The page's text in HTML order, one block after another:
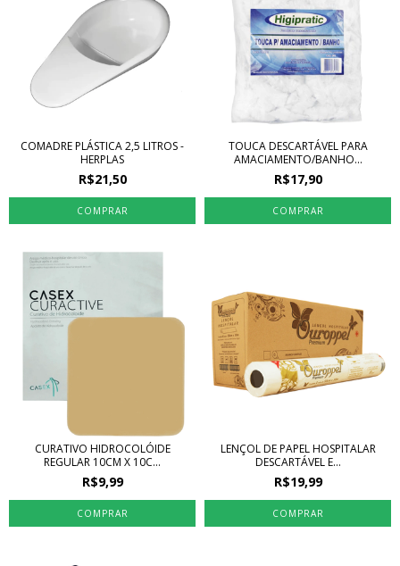
COMADRE PLÁSTICA 2,5 LITROS -
HERPLAS
R$21,50
TOUCA DESCARTÁVEL PARA
AMACIAMENTO/BANHO...
R$17,90
CURATIVO HIDROCOLÓIDE
REGULAR 10CM X 10C...
R$9,99
LENÇOL DE PAPEL HOSPITALAR
DESCARTÁVEL E...
R$19,99